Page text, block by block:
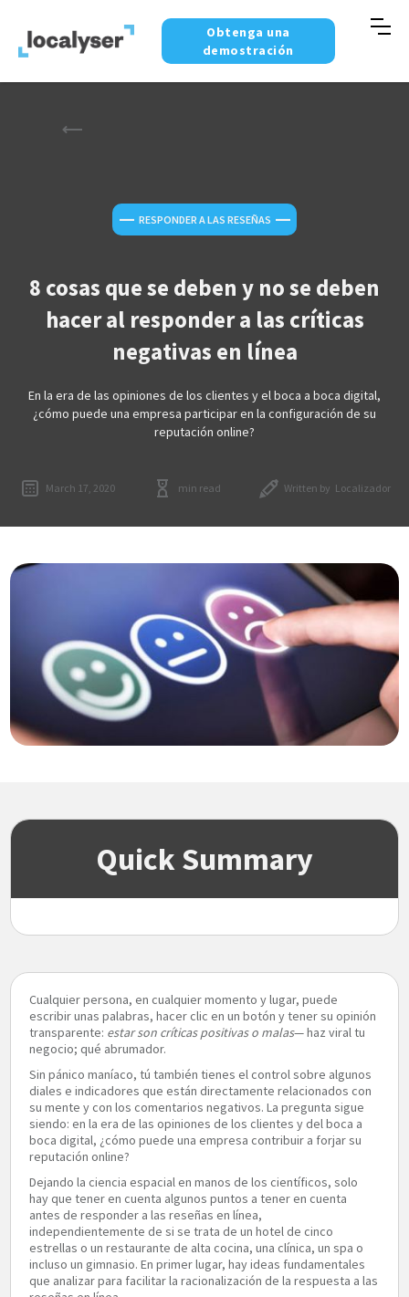
Obtenga una
demostración
— RESPONDER A LAS RESEÑAS —
8 cosas que se deben y no se deben
hacer al responder a las críticas
negativas en línea
En la era de las opiniones de los clientes y el boca a boca digital,
¿cómo puede una empresa participar en la configuración de su
reputación online?
March 17, 2020 min read Written by Localizador
Quick Summary
Cualquier persona, en cualquier momento y lugar, puede
escribir unas palabras, hacer clic en un botón y tener su opinión
transparente: estar son críticas positivas o malas— haz viral tu
negocio; qué abrumador.
Sin pánico maníaco, tú también tienes el control sobre algunos
diales e indicadores que están directamente relacionados con
su mente y con los comentarios negativos. La pregunta sigue
siendo: en la era de las opiniones de los clientes y del boca a
boca digital, ¿cómo puede una empresa contribuir a forjar su
reputación online?
Dejando la ciencia espacial en manos de los científicos, solo
hay que tener en cuenta algunos puntos a tener en cuenta
antes de responder a las reseñas en línea,
independientemente de si se trata de un hotel de cinco
estrellas o un restaurante de alta cocina, una clínica, un spa o
incluso un gimnasio. En primer lugar, hay ideas fundamentales
que analizar para facilitar la racionalización de la respuesta a las